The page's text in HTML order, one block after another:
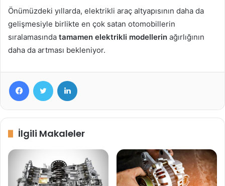
Önümüzdeki yıllarda, elektrikli araç altyapısının daha da
gelişmesiyle birlikte en çok satan otomobillerin
sıralamasında tamamen elektrikli modellerin ağırlığının
daha da artması bekleniyor.
İlgili Makaleler